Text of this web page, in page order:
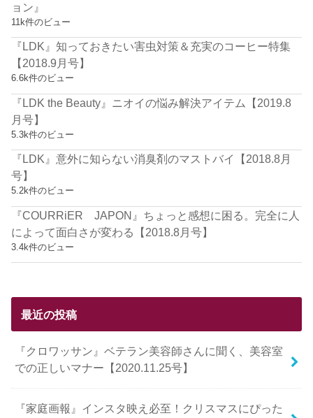
ョン』
11k件のビュー
『LDK』知っておきたい害虫対策＆充実のコーヒー特集
【2018.9月号】
6.6k件のビュー
『LDK the Beauty』ニオイの悩み解決アイテム【2019.8
月号】
5.3k件のビュー
『LDK』意外に知らない消臭剤のマストバイ【2018.8月
号】
5.2k件のビュー
『COURRiER JAPON』ちょっと感想に困る。完全に人
によって面白さが変わる【2018.8月号】
3.4k件のビュー
最近の投稿
『クロワッサン』ベテラン美容師さんに聞く、美容室
での正しいマナー【2020.11.25号】
『家庭画報』インスタ映え必至！クリスマスにぴった